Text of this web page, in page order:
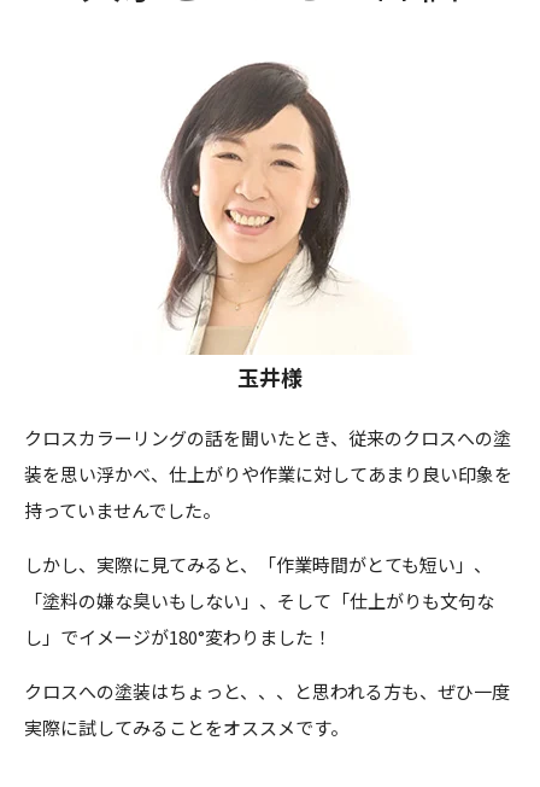
玉井様
クロスカラーリングの話を聞いたとき、従来のクロスへの塗
装を思い浮かべ、仕上がりや作業に対してあまり良い印象を
持っていませんでした。
しかし、実際に見てみると、「作業時間がとても短い」、
「塗料の嫌な臭いもしない」、そして「仕上がりも文句な
し」でイメージが180°変わりました！
クロスへの塗装はちょっと、、、と思われる方も、ぜひ一度
実際に試してみることをオススメです。